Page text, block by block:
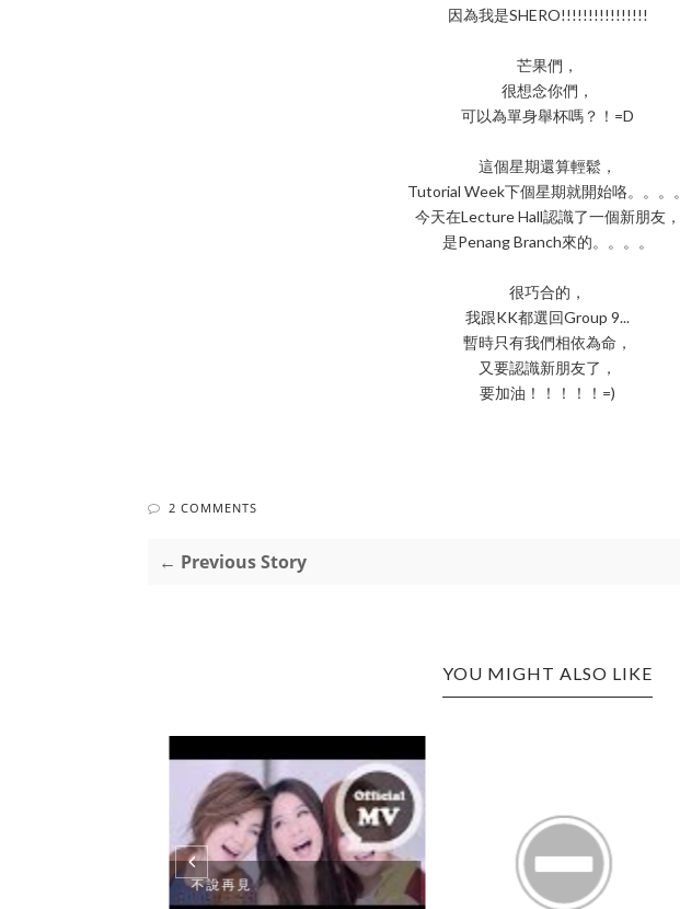
因為我是SHERO!!!!!!!!!!!!!!!!
芒果們，
很想念你們，
可以為單身舉杯嗎？！=D
這個星期還算輕鬆，
Tutorial Week下個星期就開始咯。。。。
今天在Lecture Hall認識了一個新朋友，
是Penang Branch來的。。。。
很巧合的，
我跟KK都選回Group 9...
暫時只有我們相依為命，
又要認識新朋友了，
要加油！！！！！=)
2 COMMENTS
← Previous Story
YOU MIGHT ALSO LIKE
不說再見